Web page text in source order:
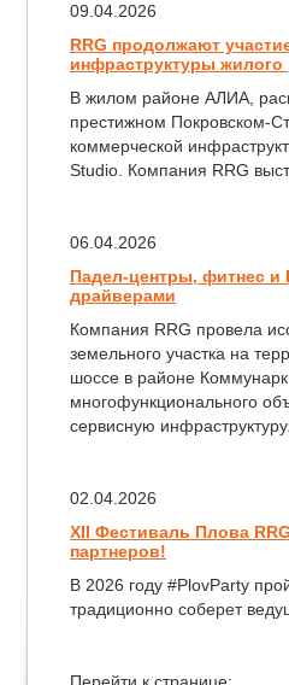
09.04.2026
RRG продолжают
инфраструктуры
В жилом районе АЛИА,
престижном Покровском-
коммерческой
Studio. Компания RRG
06.04.2026
Падел-центры, фитнес
драйверами
Компания RRG провела
земельного участка на
шоссе в районе
многофункционального
сервисную
02.04.2026
XII Фестиваль Плова
партнеров!
В 2026 году #PlovParty
традиционно соберет